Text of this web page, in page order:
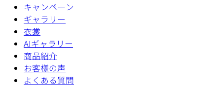
キャンペーン
ギャラリー
衣裳
AIギャラリー
商品紹介
お客様の声
よくある質問